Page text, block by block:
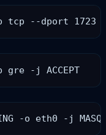
--dport 1723 -j
-j ACCEPT
-o eth0 -j